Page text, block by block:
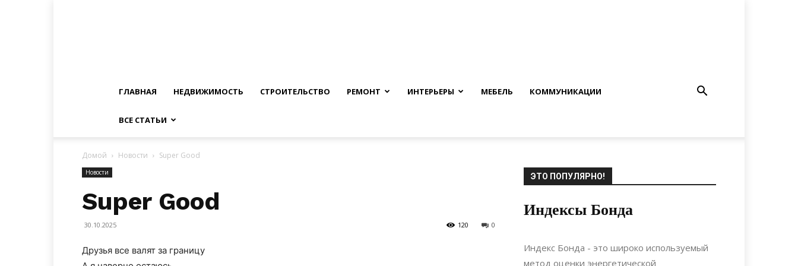
ГЛАВНАЯ НЕДВИЖИМОСТЬ СТРОИТЕЛЬСТВО РЕМОНТ ИНТЕРЬЕРЫ МЕБЕЛЬ КОММУНИКАЦИИ
ВСЕ СТАТЬИ
Домой Новости Super Good
Новости
Super Good
30.10.2025 0
120
Друзья все валят за границу
ЭТО ПОПУЛЯРНО!
Индексы Бонда
05.06.2024
Индекс Бонда - это широко используемый
метод оценки энергетической